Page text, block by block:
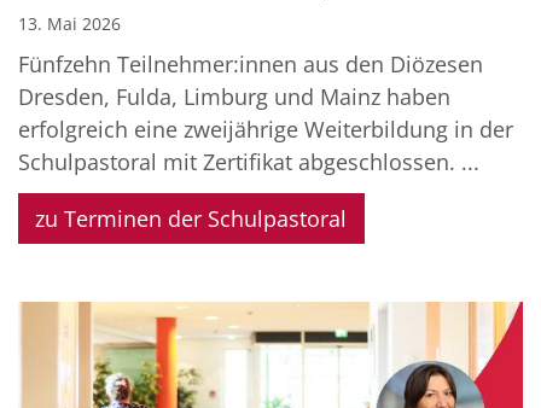
13. Mai 2026
Fünfzehn Teilnehmer:innen aus den Diözesen
Dresden, Fulda, Limburg und Mainz haben
erfolgreich eine zweijährige Weiterbildung in der
Schulpastoral mit Zertifikat abgeschlossen. ...
zu Terminen der Schulpastoral